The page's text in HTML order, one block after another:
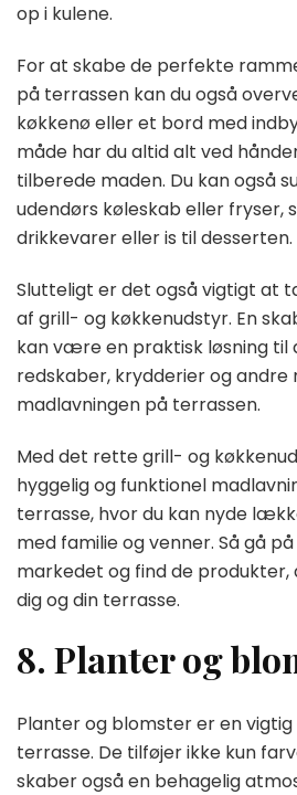
op i kulene.
For at skabe de perfekte
på terrassen kan du også
køkkenø eller et bord med
måde har du altid alt ved
tilberede maden. Du kan også
udendørs køleskab eller fryser,
drikkevarer eller is til desserten.
Slutteligt er det også vigtigt at
af grill- og køkkenudstyr. En
kan være en praktisk løsning til
redskaber, krydderier og andre
madlavningen på terrassen.
Med det rette grill- og
hyggelig og funktionel
terrasse, hvor du kan nyde
med familie og venner. Så gå
markedet og find de
dig og din terrasse.
8. Planter og
Planter og blomster er en
terrasse. De tilføjer ikke kun
skaber også en behagelig